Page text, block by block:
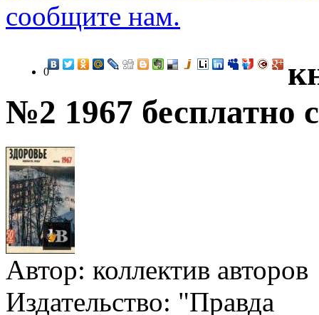
сообщите нам.
0
№2 1967 бесплатно
Автор: коллектив авторов
Издательство: "Правда